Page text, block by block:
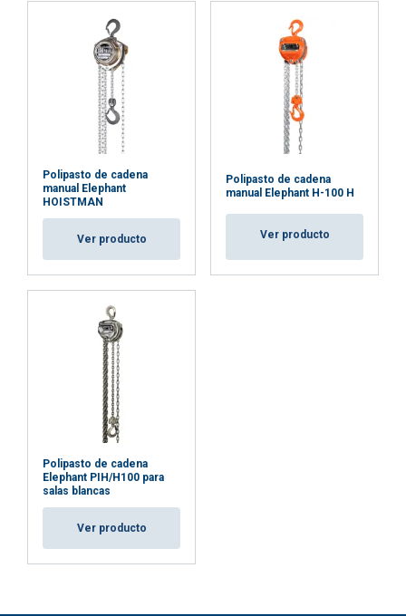
Polipasto de cadena
manual Elephant
HOISTMAN
Ver producto
Polipasto de cadena
manual Elephant H-100 H
Ver producto
Polipasto de cadena
Elephant PIH/H100 para
salas blancas
Ver producto